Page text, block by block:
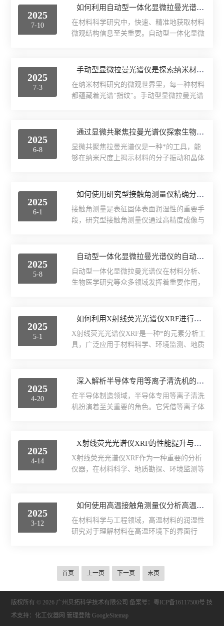
拉曼光谱仪
红外光谱（IR、傅立叶）
扫描探针显微镜/原子力
低温恒温器
荧光分光光度计（分子荧光
激光光散射仪
电化学工作站
X荧光光谱XRF能量色散型
透反射率测量仪
等离子清洗机
光学显微镜
表面/界面性能测定仪
仪器总电源前，需确认实验室环境符合安全
启动主机后，待系统自检完成，确保无异常
报警信号。2、样品制备与装载​​将待测样品
垂直。将样品台平稳推入仪器样品仓指定位
置，通过观察窗或监控系统确认样品位置居
中，避免偏移影响...
2025
7-10
如何利用自动型一体化显微拉曼光谱仪提升材料分析效率？
在材料科学研究中，快速、精准地获取材料
微观结构信息至关重要。自动型一体化显微
作繁琐、耗时较长等问题。自动型一体化设
集成于统一平台，通过自动化流程大幅简化
操作步骤。研究人员只需设定基本分析参
误差与时间消耗。二、智能化的样品导航系
统是提升效率的关键。高分辨率显微镜与自
动载物台协同工作，可快速定...
2025
7-3
手动型显微拉曼光谱仪是探索纳米材料的光谱特性
在纳米材料研究的微观世界里，每一种材料
都蕴藏着光谱"指纹"。手动型显微拉曼光谱
器将光学显微镜的精准定位能力与拉曼光谱
究人员可以直接观察并精确定位纳米尺度的
样品区域，实现从宏观到微观的无缝衔接。
化学键振动模式、晶体结构特征以及分子取
向等关键数据。这种非破坏性的检测方式，
使得研究者能够在不改变...
2025
6-8
通过显微共聚焦拉曼光谱仪探索生物分子的微观环境
显微共聚焦拉曼光谱仪是一种*的工具，能
够在纳米尺度上揭示材料的分子振动和晶体
表征提供了技术手段。在纳米材料的结构研
的优势。1、它能够实现样品的微区分析。
通过将激光聚焦到微米甚至纳米级别的区
异。这对于研究异质结构的纳米材料尤为关
键，可以清晰分辨核与壳的不同拉曼特征，
了解它们的组成和界面情况。2...
2025
6-1
如何使用研究型接触角测量仪精确分析液滴接触角？
接触角测量是表征固体表面润湿性的重要手
段，研究型接触角测量仪通过高精度成像与
析，需从仪器操作、实验设计和数据分析三
优化​​使用前需对测量仪进行光学系统校准，
确保成像清晰度与角度计算准确性。选择合
影干扰液滴轮廓识别。对于疏水性较强的表
面，可辅助使用荧光标记液滴以提高对比
度。仪器自带的自动调...
2025
5-8
自动型一体化显微拉曼光谱仪的自动化特性与操作简便性说明
自动型一体化显微拉曼光谱仪在材料分析、
生物医学研究等众多领域发挥着重要作用，
化显微拉曼光谱仪的自动化程度高，更大地
是其一大亮点。在显微观察和拉曼光谱采集
过程中，仪器能够自动识别样品的位置和焦
省了科研人员手动调整焦距的时间，还避免
了因人为操作不准确而导致的测量误差。
2、自动扫描功能也...
2025
5-1
如何利用X射线荧光光谱仪XRF进行元素分析
X射线荧光光谱仪XRF是一种*的元素分析工
具，广泛应用于材料科学、环境监测、地质
品的准备是确保准确分析的前提。样品应具
成。对于固体样品，需要将其研磨成均匀的
细粉，以减小颗粒大小对分析结果的影响。
意样品的纯度和均匀性，避免杂质和偏析对
结果产生干扰。二、​​仪器校准​​在使用XRF进
行元...
2025
4-20
深入解析半导体专用等离子清洗机的工作原理与应用
在半导体制造领域，半导体专用等离子清洗
机扮演着至关重要的角色。它凭借等离子体
用等离子清洗机的工作原理主要基于等离子
温等离子体来对半导体材料进行清洗和处
理。当设备启动后，工作气体被注入腔室。
自由基等活性粒子的等离子体。这些高活性
的粒子具有*的化学活性和物理轰击能力。
它们能够与半导体表面残留的...
2025
4-14
X射线荧光光谱仪XRF的性能提升与精度优化
X射线荧光光谱仪XRF作为一种重要的分析
仪器，在材料科学、地质勘探、环境监测等
结果至关重要。性能提升方面，先是在设备
更精密的仪器结构，减少外界震动、温度变
化等因素对仪器的干扰，从而提高数据的稳
的位移和噪声，提高测量的准确性。其次，
光源和探测器的性能改进也是提升性能的重
要手段。高性能的X射线...
2025
3-12
如何使用高温接触角测量仪分析高温材料的润湿性？
在材料科学与工程领域，高温材料的润湿性
研究对于理解材料在高温环境下的界面行
用于测量高温条件下材料润湿性的仪器，提
供了准确、可靠的实验手段。一、仪器准备
需要按照仪器制造商的说明进行正确的安装
避免因振动而影响测量结果。（二）温度校
首页 上一页 下一页 末页
版权所有 © 2026 广州贝拓科学技术有限公司 备案号：粤ICP备16117500号 技
术支持： 化工仪器网 管理登陆 GoogleSitemap